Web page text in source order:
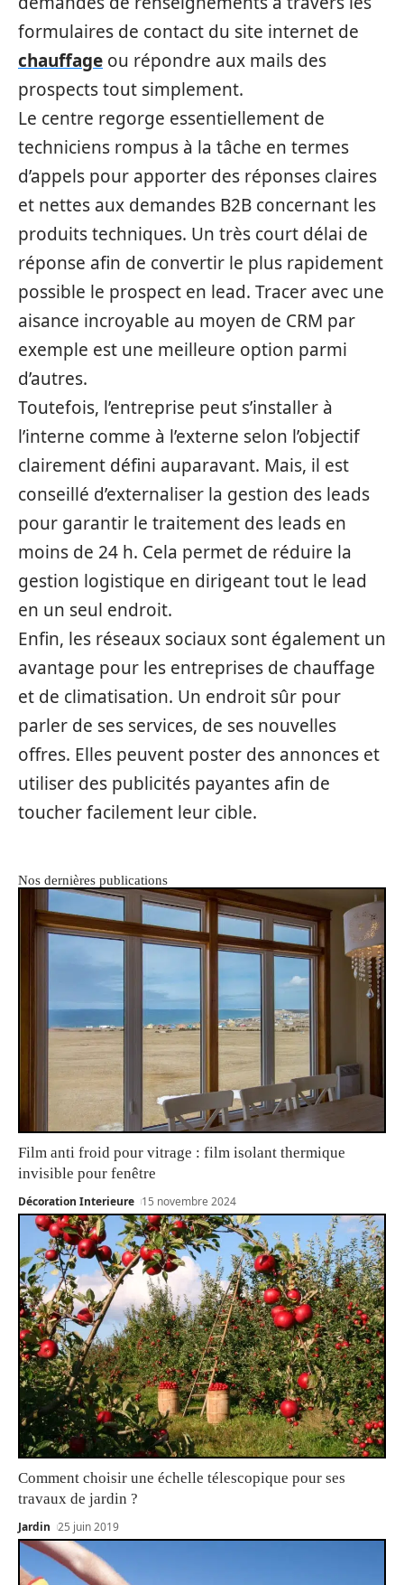
formulaires de contact du site internet de
chauffage ou répondre aux mails des
prospects tout simplement.
Le centre regorge essentiellement de
techniciens rompus à la tâche en termes
d’appels pour apporter des réponses claires
et nettes aux demandes B2B concernant les
produits techniques. Un très court délai de
réponse afin de convertir le plus rapidement
possible le prospect en lead. Tracer avec une
aisance incroyable au moyen de CRM par
exemple est une meilleure option parmi
d’autres.
Toutefois, l’entreprise peut s’installer à
l’interne comme à l’externe selon l’objectif
clairement défini auparavant. Mais, il est
conseillé d’externaliser la gestion des leads
pour garantir le traitement des leads en
moins de 24 h. Cela permet de réduire la
gestion logistique en dirigeant tout le lead
en un seul endroit.
Enfin, les réseaux sociaux sont également un
avantage pour les entreprises de chauffage
et de climatisation. Un endroit sûr pour
parler de ses services, de ses nouvelles
offres. Elles peuvent poster des annonces et
utiliser des publicités payantes afin de
toucher facilement leur cible.
Nos dernières publications
Film anti froid pour vitrage : film isolant thermique
invisible pour fenêtre
Décoration Interieure 15 novembre 2024
Comment choisir une échelle télescopique pour ses
travaux de jardin ?
Jardin 25 juin 2019